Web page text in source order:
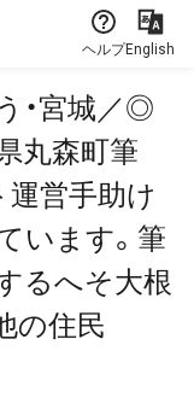
ヘルプEnglish
・宮城／◎
丸森町筆
運営手助け
います。筆
るへそ大根
の住民